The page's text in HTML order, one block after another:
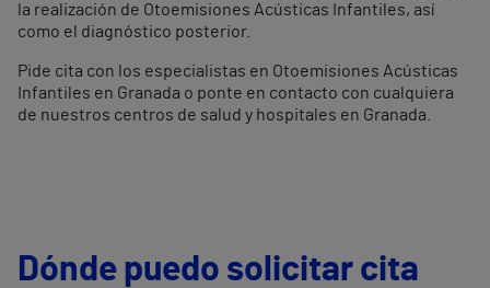
la realización de Otoemisiones Acústicas Infantiles, así
como el diagnóstico posterior.
Pide cita con los especialistas en Otoemisiones Acústicas
Infantiles en Granada o ponte en contacto con cualquiera
de nuestros centros de salud y hospitales en Granada.
Dónde puedo solicitar cita